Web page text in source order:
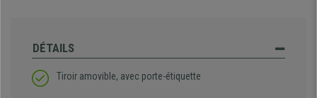
DÉTAILS
Tiroir amovible, avec porte-étiquette